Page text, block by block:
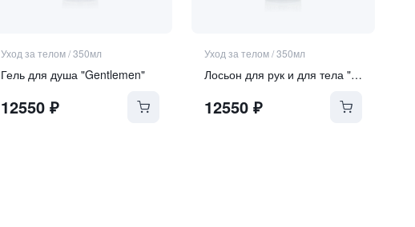
Уход за телом/350мл
Гель для душа "Gentlemen"
12550₽
Уход за телом/350мл
Лосьон для рук и для тела "Gentlemen"
12550₽